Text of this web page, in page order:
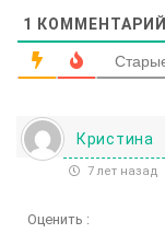
1 КОММЕНТАРИЙ
Кристина
7 лет назад
Оценить :